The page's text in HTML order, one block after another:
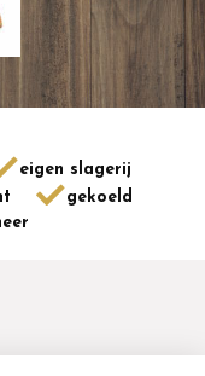
eigen slagerij
gekoeld